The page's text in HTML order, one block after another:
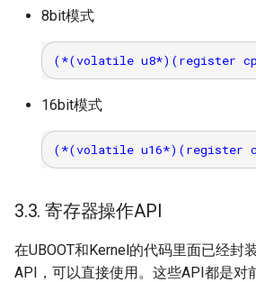
8bit模式
16bit模式
3.3. 寄存器操作API
在UBOOT和Kernel的代码里面已经封
API，可以直接使用。这些API都是对